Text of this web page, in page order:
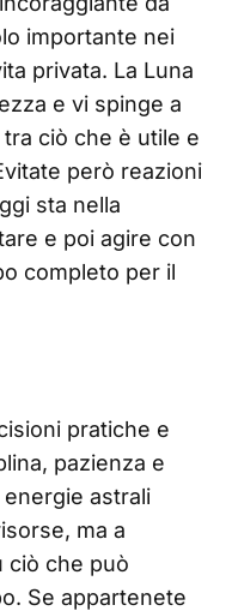
importante nei
privata. La Luna
e vi spinge a
ciò che è utile e
però reazioni
sta nella
e poi agire con
completo per il
pratiche e
pazienza e
astrali
ma a
ciò che può
Se appartenete